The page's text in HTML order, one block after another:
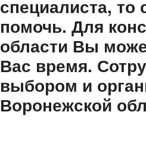
специалиста,
помочь. Для
области Вы
Вас время.
выбором и
Воронежской